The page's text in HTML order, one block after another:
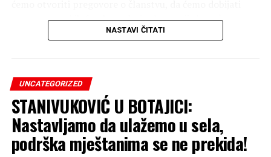
novac evropskih fondova, da će ekonomija konačno
krenutu uzlaznom putanjom…
Danas, ništa od pregovora, ništa od Evrope, standard
Koalicija je mandat provela u prepucavanjima i
ptužbama, osim u momentima kada su se dogovarali o
smještanu svojih kadrova u funkcionerke fotelje i
naravno o podjeli budžetskog novca.
NASTAVI ČITATI
UNCATEGORIZED
STANIVUKOVIĆ U BOTAJICI:
Nastavljamo da ulažemo u sela,
podrška mještanima se ne prekida!